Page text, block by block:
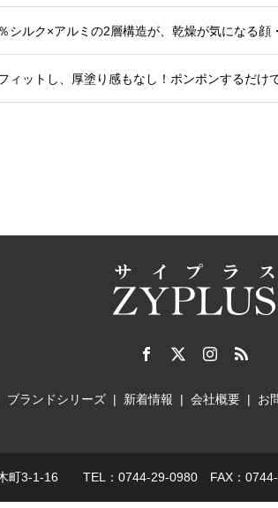
シルク×アルミの2層構造が、乾燥が気になる
ブランドシリーズ 新着情報 会社概要 お
町3-1-16 TEL：0744-29-0980 FAX：0744-